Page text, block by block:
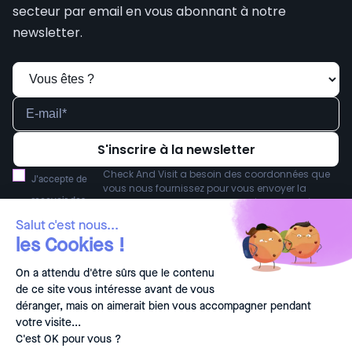
Salut c'est nous...
les Cookies !
On a attendu d'être sûrs que le contenu
de ce site vous intéresse avant de vous
déranger, mais on aimerait bien vous accompagner pendant
votre visite...
C'est OK pour vous ?
secteur par email en vous abonnant à notre
newsletter.
J'accepte de
recevoir des
communications
de Check And
Check And Visit a besoin des coordonnées que
vous nous fournissez pour vous envoyer la
newsletter. Vous pouvez vous désabonner à tout
moment. Pour en savoir plus sur nos modalités
de désabonnement et notre engagement vis-à-
vis de la protection et de la vie privée, consultez
Politique de confidentialité.
France Français
Politique de confidentialité et mention légales
© 2026 Check&Visit. Tous droits réservés.